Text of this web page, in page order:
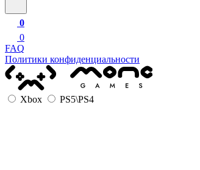
0
0
FAQ
Политики конфиденциальности
Xbox PS5\PS4